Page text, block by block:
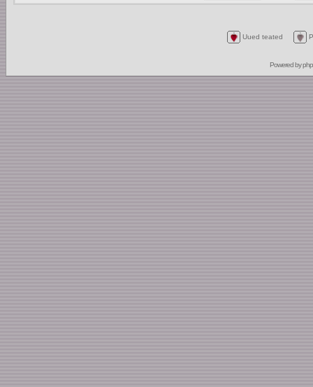
Uued teated
Powered by